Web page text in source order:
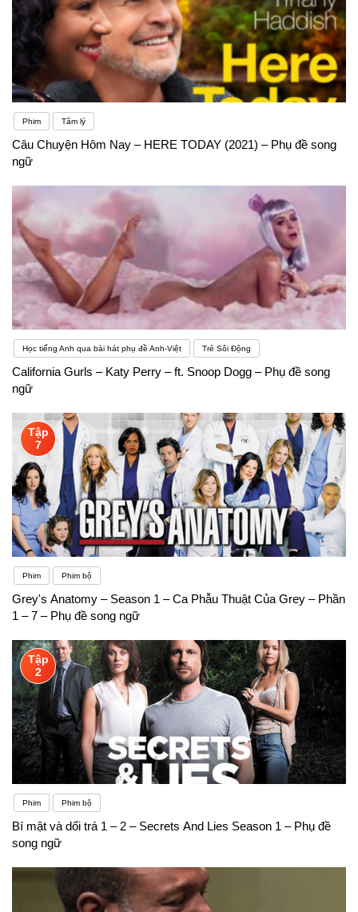
Phim Tâm lý
Câu Chuyện Hôm Nay – HERE TODAY (2021) – Phụ đề song
ngữ
Học tiếng Anh qua bài hát phụ đề Anh-Việt Trẻ Sôi Động
California Gurls – Katy Perry – ft. Snoop Dogg – Phụ đề song
ngữ
Tập
7
Phim Phim bộ
Grey's Anatomy – Season 1 – Ca Phẫu Thuật Của Grey – Phần
1 – 7 – Phụ đề song ngữ
Tập
2
Phim Phim bộ
Bí mật và dối trá 1 – 2 – Secrets And Lies Season 1 – Phụ đề
song ngữ